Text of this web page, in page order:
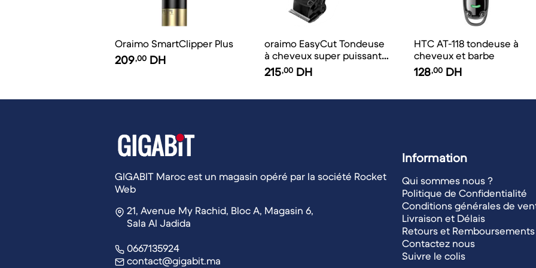
Oraimo SmartClipper Plus
209,00 DH
oraimo EasyCut Tondeuse
à cheveux super puissante
et réglable
215,00 DH
HTC AT-118 tondeuse à
cheveux et barbe
128,00 DH
GIGABIT Maroc est un magasin opéré par la société Rocket
Web
21, Avenue My Rachid, Bloc A, Magasin 6,
Sala Al Jadida
0667135924
contact@gigabit.ma
Information
Qui sommes nous ?
Politique de Confidentialité
Conditions générales de
Livraison et Délais
Retours et Remboursements
Contactez nous
Suivre le colis